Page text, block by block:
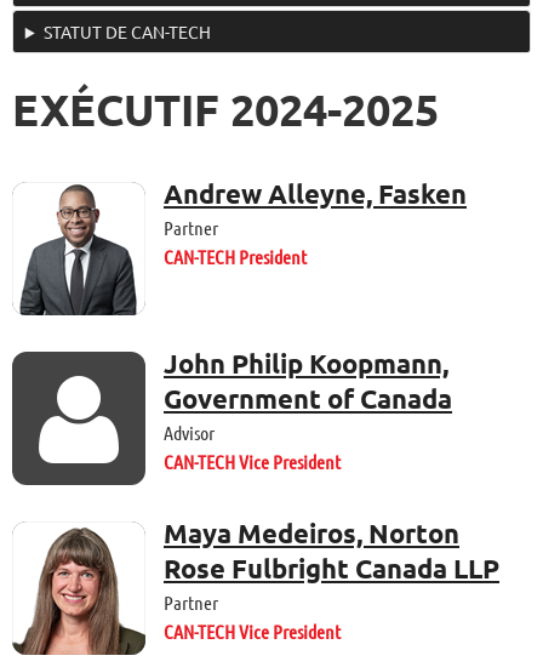
STATUT DE CAN-TECH
EXÉCUTIF 2024-2025
Andrew Alleyne, Fasken
Partner
CAN-TECH President

John Philip Koopmann,
Government of Canada
Advisor
CAN-TECH Vice President
Maya Medeiros, Norton
Rose Fulbright Canada LLP
Partner
CAN-TECH Vice President